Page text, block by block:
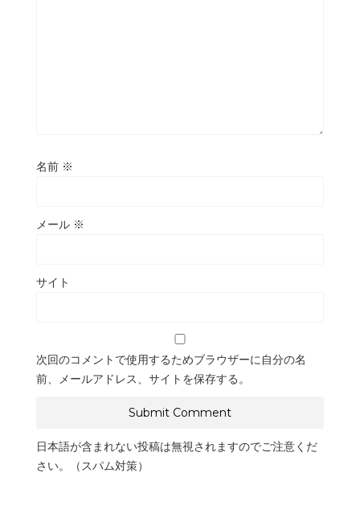
名前 ※
メール ※
サイト
次回のコメントで使用するためブラウザーに自分の名
前、メールアドレス、サイトを保存する。
日本語が含まれない投稿は無視されますのでご注意くだ
さい。（スパム対策）